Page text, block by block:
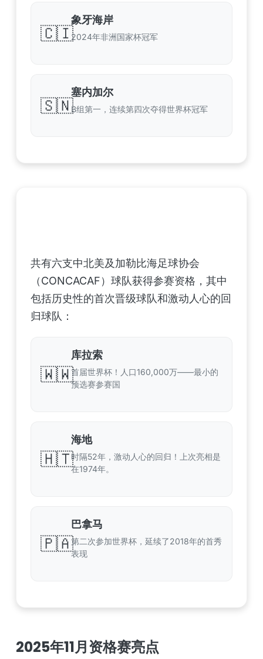
🇨🇮
象牙海岸
2024年非洲国家杯冠军
🇸🇳
塞内加尔
B组第一，连续第四次夺得世界杯冠军
共有六支中北美及加勒比海足球协会
（CONCACAF）球队获得参赛资格，其中
包括历史性的首次晋级球队和激动人心的回
归球队：
🇼🇼
库拉索
首届世界杯！人口160,000万——最小的
预选赛参赛国
🇭🇹
海地
时隔52年，激动人心的回归！上次亮相是
在1974年。
🇵🇦
巴拿马
第二次参加世界杯，延续了2018年的首秀
表现
2025年11月资格赛亮点